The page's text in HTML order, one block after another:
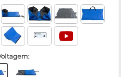
voltagem: